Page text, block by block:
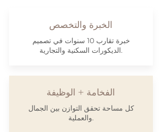
الخبرة والتخصص
خبرة تقارب 10 سنوات في تصميم
الديكورات السكنية والتجارية.
الفخامة + الوظيفة
كل مساحة تحقق التوازن بين الجمال
والعملية.